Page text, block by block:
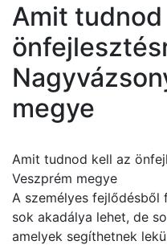
Amit tudnod
megye
Amit tudnod kell az
Veszprém megye
A személyes
sok akadálya lehet, de
amelyek segíthetnek